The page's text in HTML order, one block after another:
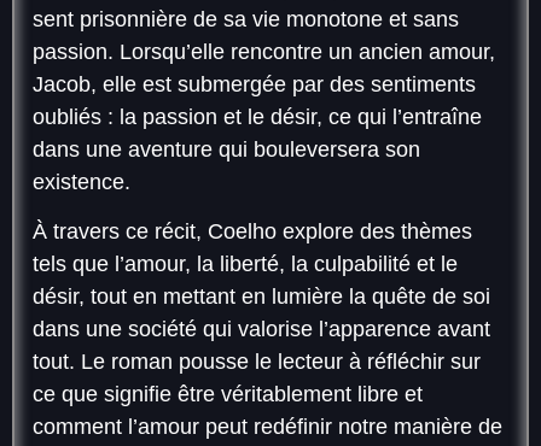
sent prisonnière de sa vie monotone et sans
passion. Lorsqu’elle rencontre un ancien amour,
Jacob, elle est submergée par des sentiments
oubliés : la passion et le désir, ce qui l’entraîne
dans une aventure qui bouleversera son
existence.
À travers ce récit, Coelho explore des thèmes
tels que l’amour, la liberté, la culpabilité et le
désir, tout en mettant en lumière la quête de soi
dans une société qui valorise l’apparence avant
tout. Le roman pousse le lecteur à réfléchir sur
ce que signifie être véritablement libre et
comment l’amour peut redéfinir notre manière de